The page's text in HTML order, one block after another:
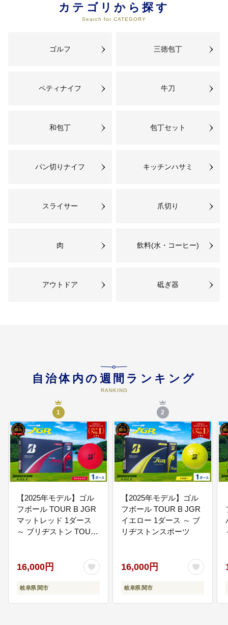
築、防災や交通安全など命を守る
取組、公共交通や道路などの便利
な生活インフラの整備 など
カテゴリから探す
Search for CATEGORY
ゴルフ 三徳包丁
ペティナイフ 牛刀
和包丁 包丁セット
パン切りナイフ キッチンハサミ
スライサー 爪切り
肉 飲料(水・コーヒー)
アウトドア 砥ぎ器
自治体内の週間ランキング
RANKING
1
【2025年モデル】ゴル
フボール TOUR B JGR
マットレッド 1ダース
～ ブリヂストン TOUR
ストン ツアーB ツアー
16,000円
岐阜県 関市
2
【2025年モデル】ゴル
フボール TOUR B JGR
イエロー 1ダース ～ ブ
リヂストンスポーツ
16,000円
岐阜県 関市